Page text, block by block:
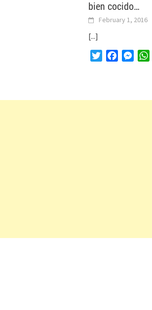
bien cocido…
February 1, 2016
[...]
TwitterFacebook